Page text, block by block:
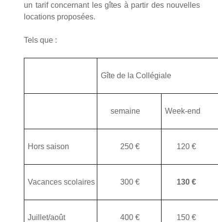
un tarif concernant les gîtes à partir des nouvelles
locations proposées.
Tels que :
Gîte de la Collégiale
semaine Week-end
Hors saison 250 € 120 €
Vacances scolaires 300 € 130 €
Juillet/août 400 € 150 €